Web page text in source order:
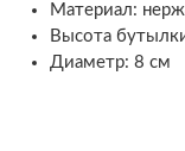
Материал:
Высота
Диаметр: 8 см